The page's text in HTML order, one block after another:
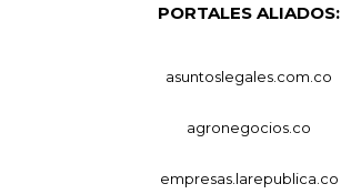
PORTALES ALIADOS:
asuntoslegales.com.co
agronegocios.co
empresas.larepublica.co